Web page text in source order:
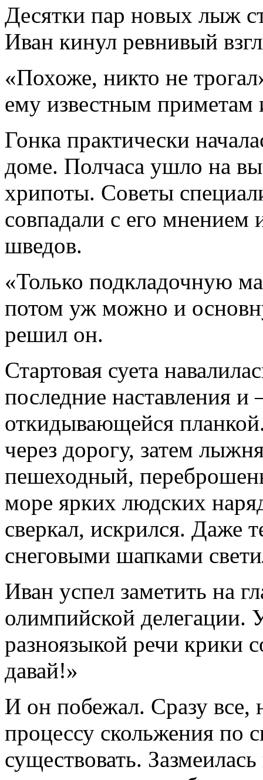
Десятки пар новых лыж
Иван кинул ревнивый
«Похоже, никто не
ему известным приметам
Гонка практически
доме. Полчаса ушло на
хрипоты. Советы
совпадали с его мнением
шведов.
«Только подкладочную
потом уж можно и
решил он.
Стартовая суета
последние наставления и
откидывающейся
через дорогу, затем
пешеходный,
море ярких людских
сверкал, искрился. Даже
снеговыми шапками
Иван успел заметить на
олимпийской
разноязыкой речи крики
давай!»
И он побежал. Сразу
процессу скольжения по
существовать.